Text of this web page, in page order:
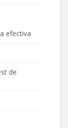
efectiva
de